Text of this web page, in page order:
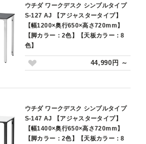
ウチダ ワークデスク シンプルタイプ
S-127 AJ 【アジャスタータイプ】
【幅1200×奥行650×高さ720mm】
【脚カラー：2色】【天板カラー：8
色】
44,990円 ～
ウチダ ワークデスク シンプルタイプ
S-147 AJ 【アジャスタータイプ】
【幅1400×奥行650×高さ720mm】
【脚カラー：2色】【天板カラー：8